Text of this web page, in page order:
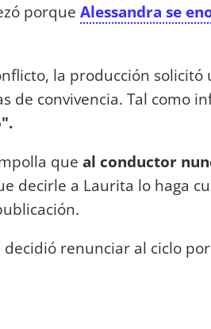
porque Alessandra se
la producción
de convivencia. Tal como
que al conductor
decirle a Laurita lo haga
decidió renunciar al ciclo